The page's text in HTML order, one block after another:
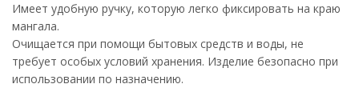
Имеет удобную ручку, которую легко фиксировать на краю
мангала.
Очищается при помощи бытовых средств и воды, не
требует особых условий хранения. Изделие безопасно при
использовании по назначению.